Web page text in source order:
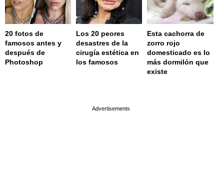
20 fotos de
famosos antes y
después de
Photoshop
Los 20 peores
desastres de la
cirugía estética en
los famosos
Esta cachorra de
zorro rojo
domesticado es lo
más dormilón que
existe